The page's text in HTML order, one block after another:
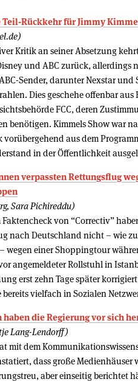
Teil-Rückkehr für Jimmy
Kritik an seiner Absetzung
und ABC zurück, allerdings
Sender, darunter Nexstar
Dies geschehe offenbar
FCC, deren
benötigen. Kimmels Show war
vorübergehend aus dem
in der Öffentlichkeit
verpassten Rettungsflug
Sara Pichireddu)
von “Correctiv”
nach Deutschland nicht – wie
wegen einer Shoppingtour
angemeldeter Rollstuhl in
erst zehn Tage später
bereits vielfach in Sozialen
haben die Regierung vor sich
Lang-Lendorff)
mit dem
dass große Medienhäuser
aber einseitig berichtet